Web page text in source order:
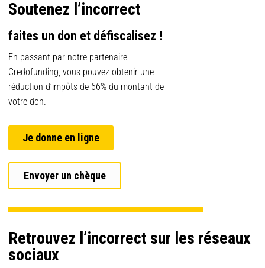
Soutenez l’incorrect
faites un don et défiscalisez !
En passant par notre partenaire
Credofunding, vous pouvez obtenir une
réduction d’impôts de 66% du montant de
votre don.
Je donne en ligne
Envoyer un chèque
Retrouvez l’incorrect sur les réseaux
sociaux